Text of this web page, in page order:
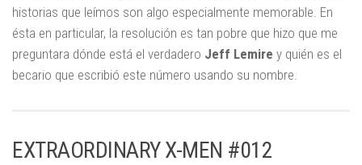
historias que leímos son algo especialmente memorable. En
ésta en particular, la resolución es tan pobre que hizo que me
preguntara dónde está el verdadero Jeff Lemire y quién es el
becario que escribió este número usando su nombre.
EXTRAORDINARY X-MEN #012